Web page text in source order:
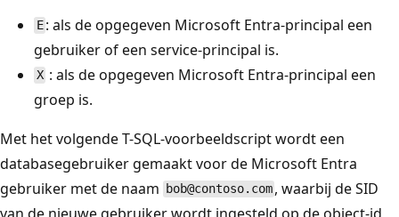
E : als de opgegeven Microsoft Entra-principal een
gebruiker of een service-principal is.
X : als de opgegeven Microsoft Entra-principal een
groep is.
Met het volgende T-SQL-voorbeeldscript wordt een
databasegebruiker gemaakt voor de Microsoft Entra
gebruiker met de naam
bob@contoso.com , waarbij de SID
van de nieuwe gebruiker wordt ingesteld op de object-id